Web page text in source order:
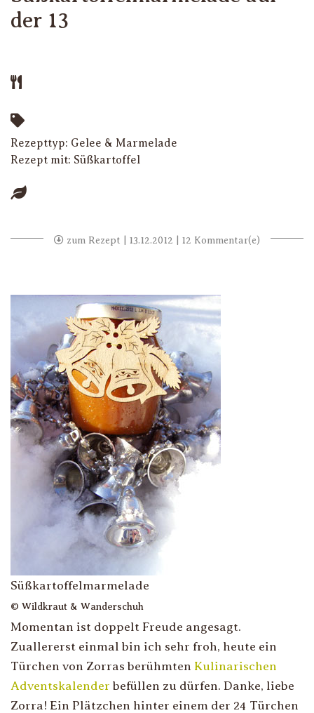
der 13
Rezepttyp: Gelee & Marmelade
Rezept mit: Süßkartoffel
zum Rezept | 13.12.2012 | 12 Kommentar(e)
Süßkartoffelmarmelade
© Wildkraut & Wanderschuh
Momentan ist doppelt Freude angesagt.
Zuallererst einmal bin ich sehr froh, heute ein
Türchen von Zorras berühmten Kulinarischen
Adventskalender befüllen zu dürfen. Danke, liebe
Zorra! Ein Plätzchen hinter einem der 24 Türchen